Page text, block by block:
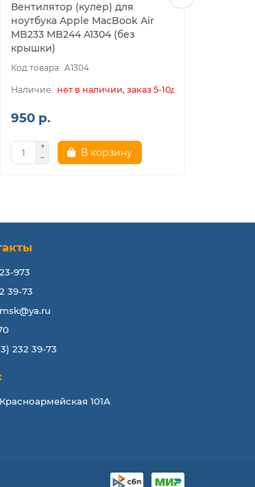
Вентилятор (кулер) для
ноутбука Apple MacBook Air
MB233 MB244 A1304 (без
крышки)
A1304
нет в наличии, заказ 5-10дн.
950 р.
В корзину
973
39-73
232 39-73
101А